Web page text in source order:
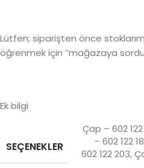
Lütfen; siparişten önce
öğrenmek için ’’mağazaya
Ek bilgi
SEÇENEKLER
Çap – 602 122
– 602 122
602 122 203,